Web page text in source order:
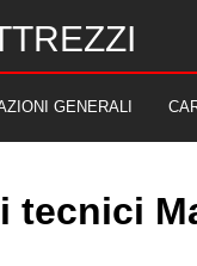
GENERALI
tecnici